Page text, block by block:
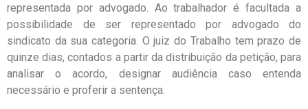
representada por advogado. Ao trabalhador é facultada a
possibilidade de ser representado por advogado do
sindicato da sua categoria. O juiz do Trabalho tem prazo de
quinze dias, contados a partir da distribuição da petição, para
analisar o acordo, designar audiência caso entenda
necessário e proferir a sentença.